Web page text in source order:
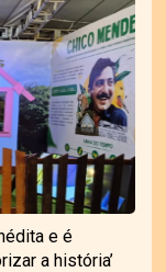
e é
a história’